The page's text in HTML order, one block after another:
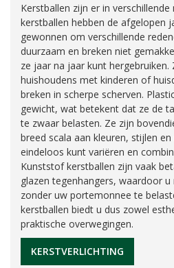
Kerstballen zijn er in
kerstballen hebben de afgelopen
gewonnen om verschillende
duurzaam en breken niet
ze jaar na jaar kunt hergebruiken.
huishoudens met kinderen of
breken in scherpe scherven.
gewicht, wat betekent dat ze de
te zwaar belasten. Ze zijn
breed scala aan kleuren, stijlen
eindeloos kunt variëren en
Kunststof kerstballen zijn vaak
glazen tegenhangers, waardoor
zonder uw portemonnee te
kerstballen biedt u dus zowel
praktische overwegingen.
KERSTVERLICHTING